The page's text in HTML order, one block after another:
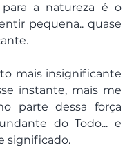
a natureza é o
pequena.. quase
mais insignificante
instante, mais me
parte dessa força
do Todo... e
significado.